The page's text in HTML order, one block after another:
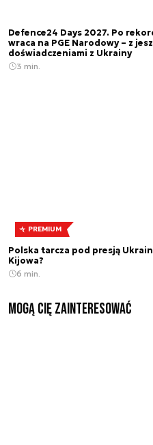
Defence24 Days 2027. Po
wraca na PGE Narodowy – z
doświadczeniami z Ukrainy
3 min.
PREMIUM
Polska tarcza pod presją
Kijowa?
6 min.
Mogą Cię zainteresować